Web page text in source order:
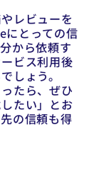
レビューを
にとっての信
から依頼す
ビス利用後
しょう。
たら、ぜひ
たい」とお
の信頼も得